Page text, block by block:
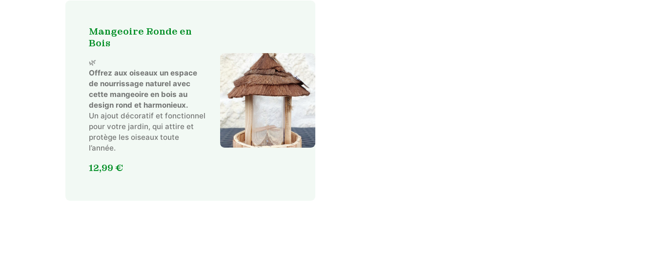
Mangeoire Ronde en
Bois
🌿
Offrez aux oiseaux un espace
de nourrissage naturel avec
cette mangeoire en bois au
design rond et harmonieux.
Un ajout décoratif et fonctionnel
pour votre jardin, qui attire et
protège les oiseaux toute
l’année.
12,99 €